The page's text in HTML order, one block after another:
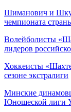
Шиманович и
чемпионата
Волейболисты
лидеров
Хоккеисты
сезоне экстралиги
Минские
Юношеской лиги